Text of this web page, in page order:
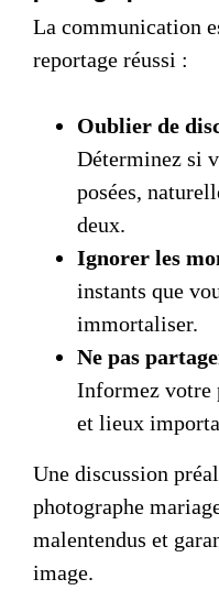
La communication
reportage réussi :
Oublier de
Déterminez si
posées,
deux.
Ignorer les
instants que
immortaliser.
Ne pas
Informez votre
et lieux
Une discussion
photographe
malentendus et
image.